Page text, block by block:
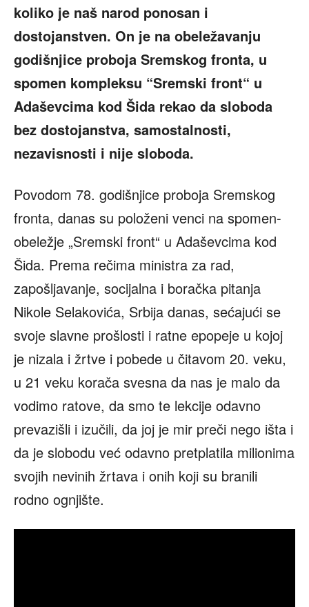
koliko je naš narod ponosan i
dostojanstven. On je na obeležavanju
godišnjice proboja Sremskog fronta, u
spomen kompleksu “Sremski front“ u
Adaševcima kod Šida rekao da sloboda
bez dostojanstva, samostalnosti,
nezavisnosti i nije sloboda.
Povodom 78. godišnjice proboja Sremskog
fronta, danas su položeni venci na spomen-
obeležje „Sremski front“ u Adaševcima kod
Šida. Prema rečima ministra za rad,
zapošljavanje, socijalna i boračka pitanja
Nikole Selakovića, Srbija danas, sećajući se
svoje slavne prošlosti i ratne epopeje u kojoj
je nizala i žrtve i pobede u čitavom 20. veku,
u 21 veku korača svesna da nas je malo da
vodimo ratove, da smo te lekcije odavno
prevazišli i izučili, da joj je mir preči nego išta i
da je slobodu već odavno pretplatila milionima
svojih nevinih žrtava i onih koji su branili
rodno ognjište.